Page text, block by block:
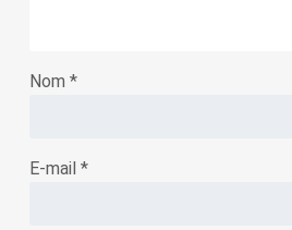
Nom *
E-mail *